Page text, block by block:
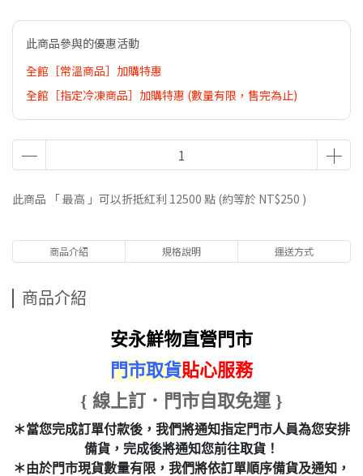
此商品參與的優惠活動
全館［常溫商品］加購特惠
全館［指定冷凍商品］加購特惠 (數量有限，售完為止)
此商品 「 最高 」可以折抵紅利 12500 點 (約等於 NT$250 )
商品介紹 規格說明 運送方式
商品介紹
安永鮮物直營門市
門市取貨貼心服務
{ 線上訂．門市自取免運 }
＊當您完成訂單付款後，我們將通知指定門市人員為您安排
備貨，完成後將通知您前往取貨！
＊由於門市現貨數量有限，我們將依訂單順序備貨及通知，